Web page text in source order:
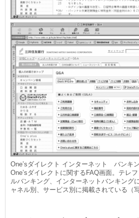
One’sダイレクト インターネット バンキ
One’sダイレクトに関するFAQ画面。テレ
ルバンキング、インターネットバンキング
ャネル別、サービス別に掲載されている（写